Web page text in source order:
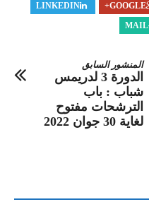
GOOGLE+
LINKEDIN
MAIL
المنشور السابق
الدورة 3 لدريمس
شباب : باب
الترشحات مفتوح
لغاية 30 جوان 2022